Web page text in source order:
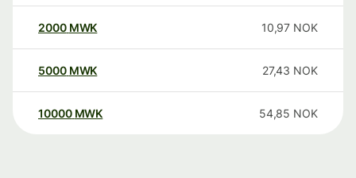
2000 MWK 10,97 NOK
5000 MWK 27,43 NOK
10000 MWK 54,85 NOK